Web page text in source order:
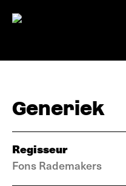
Generiek
Regisseur
Fons Rademakers